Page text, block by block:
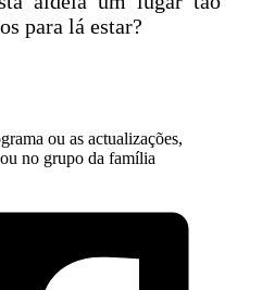
para lá estar?
ou as actualizações,
no grupo da família